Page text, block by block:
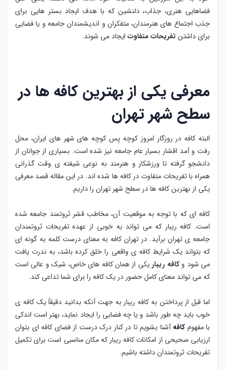
فضاهایی هنری، جذاب، دلنشین که با هدف ایجاد بستر هایی برای
جذب اجتماع های هنرمندان، متفکران و اندیشمندان جامعه و یا فضایی
برای داشتن تفریحات متفاوت ایجاد می ‌شوند.
معرفی یکی از بهترین کافه ها در
سطح شهر تهران
البته کافه در روزگار امروز کوچه پس کوچه های شهر های ایران، محل
رفت و آمد اقشار بسیار عام جامعه نیز شده است. بسیاری از جوانان از
دانشجو گرفته تا ورزشکار و هنرمند به نوعی شیفته ی وقت گذرانی
همراه با تفریحات متفاوت در کافه ها شده اند. در این مقاله قصد معرفی
یکی از بهترین کافه ها در سطح شهر تهران را داریم.
کافه ای که با توجه به موقعیت آن، مخاطب قشر ثروتمند جامعه شده
است. کافه ریبار که می تواند به خوبی از عهده تفریحات ثروتمندان
جامعه ی تهران برآید. در تهران کافه به معنای درست کلمه به گونه ای
که بتواند یک شرایط کافه ی واقعی را خلق کرده باشد، به ندرت یافت
می ‌شود وکافه ریبار یکی از همان کافه های خاص، شیک و عالی است
که می ‌تواند معنای کامل حضور در یک کافه را برای شما تداعی کند.
اما قبل از پرداختن به کافه ریبار به جهت آنکه بدانید دقیقاً یک کافه ی
خوب باید چه طور باشد و یا چه فضایی را ایجاد نماید، بهتر است اندکی
با مفهومکافه آشنا بشویم تا در کنار درک درست از فضای کافه ای بتوان
ارزیابی صحیحی از امکانات کافه ریبار که مکان مناسبی است برای تکمیل
تفریحات ثروتمندان داشته باشیم.